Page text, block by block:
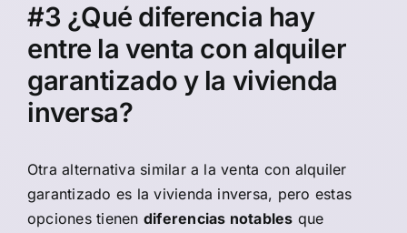
#3 ¿Qué diferencia hay
entre la venta con alquiler
garantizado y la vivienda
inversa?
Otra alternativa similar a la venta con alquiler
garantizado es lavivienda inversa, pero estas
opciones tienen diferencias notables que